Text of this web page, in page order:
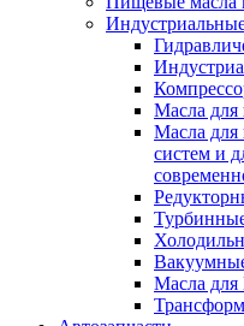
Масла для
Масла
систем и
Масла